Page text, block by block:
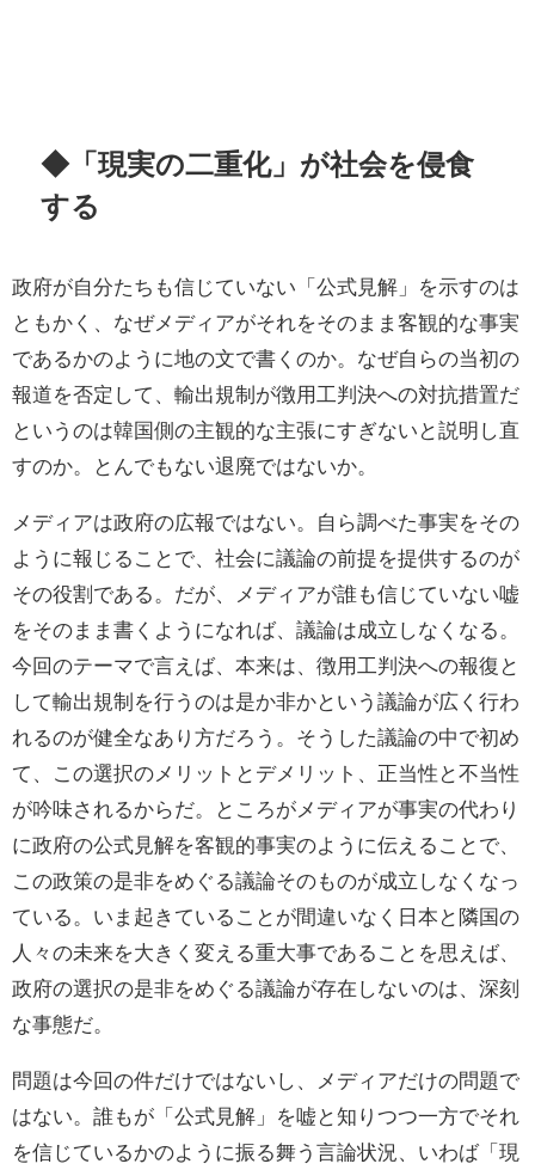
◆「現実の二重化」が社会を侵食
する
政府が自分たちも信じていない「公式見解」を示すのは
ともかく、なぜメディアがそれをそのまま客観的な事実
であるかのように地の文で書くのか。なぜ自らの当初の
報道を否定して、輸出規制が徴用工判決への対抗措置だ
というのは韓国側の主観的な主張にすぎないと説明し直
すのか。とんでもない退廃ではないか。
メディアは政府の広報ではない。自ら調べた事実をその
ように報じることで、社会に議論の前提を提供するのが
その役割である。だが、メディアが誰も信じていない嘘
をそのまま書くようになれば、議論は成立しなくなる。
今回のテーマで言えば、本来は、徴用工判決への報復と
して輸出規制を行うのは是か非かという議論が広く行わ
れるのが健全なあり方だろう。そうした議論の中で初め
て、この選択のメリットとデメリット、正当性と不当性
が吟味されるからだ。ところがメディアが事実の代わり
に政府の公式見解を客観的事実のように伝えることで、
この政策の是非をめぐる議論そのものが成立しなくなっ
ている。いま起きていることが間違いなく日本と隣国の
人々の未来を大きく変える重大事であることを思えば、
政府の選択の是非をめぐる議論が存在しないのは、深刻
な事態だ。
問題は今回の件だけではないし、メディアだけの問題で
はない。誰もが「公式見解」を嘘と知りつつ一方でそれ
を信じているかのように振る舞う言論状況、いわば「現